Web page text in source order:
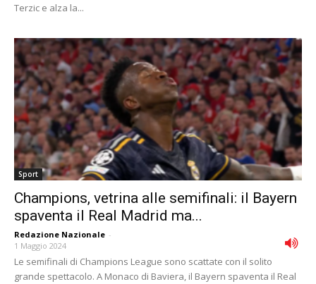
Terzic e alza la...
Sport
Champions, vetrina alle semifinali: il Bayern
spaventa il Real Madrid ma...
Redazione Nazionale -
1 Maggio 2024
Le semifinali di Champions League sono scattate con il solito
grande spettacolo. A Monaco di Baviera, il Bayern spaventa il Real